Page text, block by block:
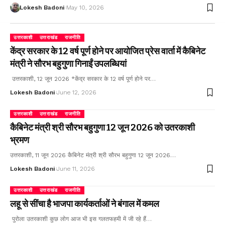
Lokesh Badoni May 10, 2026
उत्तरकाशी उत्तराखंड राजनीति
केंद्र सरकार के 12 वर्ष पूर्ण होने पर आयोजित प्रेस वार्ता में कैबिनेट
मंत्री ने सौरभ बहुगुणा गिनाईं उपलब्धियां
उत्तरकाशी, 12 जून 2026 *केंद्र सरकार के 12 वर्ष पूर्ण होने पर…
Lokesh Badoni June 12, 2026
उत्तरकाशी उत्तराखंड राजनीति
कैबिनेट मंत्री श्री सौरभ बहुगुणा 12 जून 2026 को उतरकाशी
भ्रमण
उत्तरकाशी, 11 जून 2026 कैबिनेट मंत्री श्री सौरभ बहुगुणा 12 जून 2026…
Lokesh Badoni June 11, 2026
उत्तरकाशी उत्तराखंड राजनीति
लहू से सींचा है भाजपा कार्यकर्ताओं ने बंगाल में कमल
पुरोला उतरकाशी कुछ लोग आज भी इस गलतफहमी में जी रहे हैं…